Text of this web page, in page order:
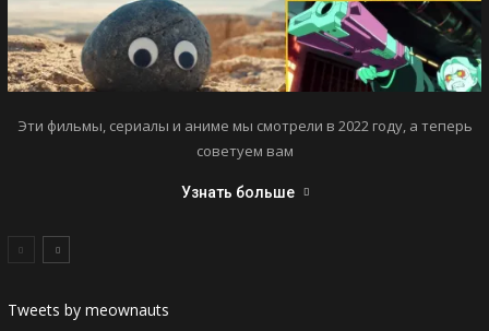
Эти фильмы, сериалы и аниме мы смотрели в 2022 году, а теперь
советуем вам
Узнать больше
Tweets by meownauts